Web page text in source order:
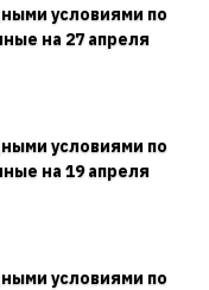
условиями по
на 27 апреля
условиями по
на 19 апреля
условиями по